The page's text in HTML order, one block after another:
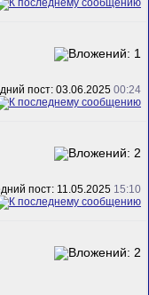
пост: 03.06.2025 00:24
пост: 11.05.2025 15:10